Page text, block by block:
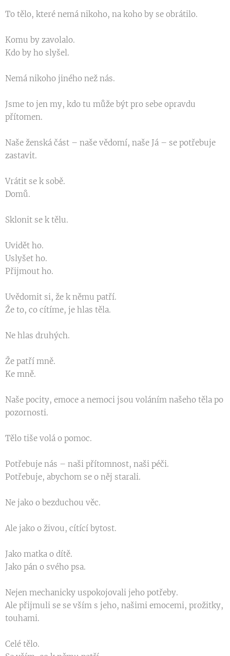
To tělo, které nemá nikoho, na koho by se obrátilo.
Komu by zavolalo.
Kdo by ho slyšel.
Nemá nikoho jiného než nás.
Jsme to jen my, kdo tu může být pro sebe opravdu
přítomen.
Naše ženská část – naše vědomí, naše Já – se potřebuje
zastavit.
Vrátit se k sobě.
Domů.
Sklonit se k tělu.
Uvidět ho.
Uslyšet ho.
Přijmout ho.
Uvědomit si, že k němu patří.
Že to, co cítíme, je hlas těla.
Ne hlas druhých.
Že patří mně.
Ke mně.
Naše pocity, emoce a nemoci jsou voláním našeho těla po
pozornosti.
Tělo tiše volá o pomoc.
Potřebuje nás – naši přítomnost, naši péči.
Potřebuje, abychom se o něj starali.
Ne jako o bezduchou věc.
Ale jako o živou, cítící bytost.
Jako matka o dítě.
Jako pán o svého psa.
Nejen mechanicky uspokojovali jeho potřeby.
Ale přijmuli se se vším s jeho, našimi emocemi, prožitky,
touhami.
Celé tělo.